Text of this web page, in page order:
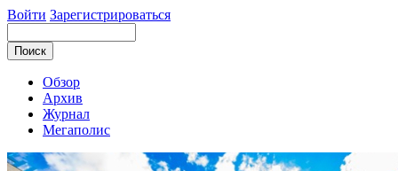
Войти Зарегистрироваться
Обзор
Архив
Журнал
Мегаполис